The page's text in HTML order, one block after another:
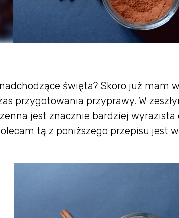
święta? Skoro już mam
przygotowania przyprawy. W
jest znacznie bardziej wyrazista
tą z poniższego przepisu jest